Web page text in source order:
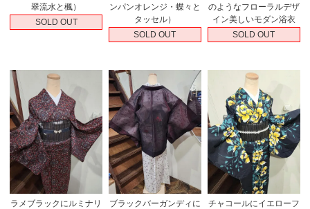
翠流水と楓）
SOLD OUT
ンパンオレンジ・蝶々と
タッセル）
SOLD OUT
のようなフローラルデザ
イン美しいモダン浴衣
SOLD OUT
ラメブラックにルミナリ
ブラックバーガンディに
チャコールにイエローフ